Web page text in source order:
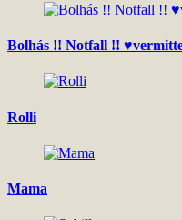
Bolhás !! Notfall !!
Rolli
Mama